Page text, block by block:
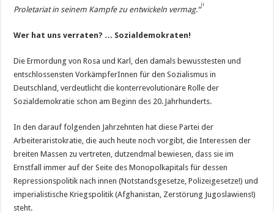
Proletariat in seinem Kampfe zu entwickeln vermag.“
ii
Wer hat uns verraten? … Sozialdemokraten!
Die Ermordung von Rosa und Karl, den damals bewusstesten und
entschlossensten VorkämpferInnen für den Sozialismus in
Deutschland, verdeutlicht die konterrevolutionäre Rolle der
Sozialdemokratie schon am Beginn des 20. Jahrhunderts.
In den darauf folgenden Jahrzehnten hat diese Partei der
Arbeiteraristokratie, die auch heute noch vorgibt, die Interessen der
breiten Massen zu vertreten, dutzendmal bewiesen, dass sie im
Ernstfall immer auf der Seite des Monopolkapitals für dessen
Repressionspolitik nach innen (Notstandsgesetze, Polizeigesetze!) und
imperialistische Kriegspolitik (Afghanistan, Zerstörung Jugoslawiens!)
steht.